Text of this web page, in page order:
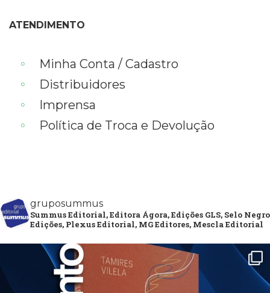
ATENDIMENTO
Minha Conta / Cadastro
Distribuidores
Imprensa
Política de Troca e Devolução
gruposummus
Summus Editorial, Editora Ágora, Edições GLS, Selo Negro
Edições, Plexus Editorial, MG Editores, Mescla Editorial